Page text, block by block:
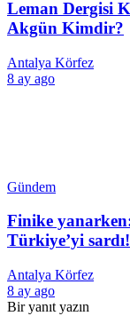
Leman Dergisi
Akgün Kimdir?
Antalya Körfez
8 ay ago
Gündem
Finike
Türkiye’yi sardı!
Antalya Körfez
8 ay ago
Bir yanıt yazın